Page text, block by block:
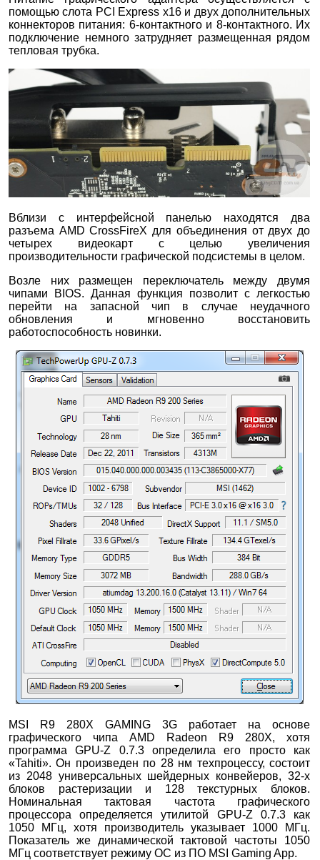
помощью слота PCI Express х16 и двух дополнительных
коннекторов питания: 6-контактного и 8-контактного. Их
подключение немного затрудняет размещенная рядом
тепловая трубка.
Вблизи с интерфейсной панелью находятся два
разъема AMD CrossFireX для объединения от двух до
четырех видеокарт с целью увеличения
производительности графической подсистемы в целом.
Возле них размещен переключатель между двумя
чипами BIOS. Данная функция позволит с легкостью
перейти на запасной чип в случае неудачного
обновления и мгновенно восстановить
работоспособность новинки.
MSI R9 280X GAMING 3G работает на основе
графического чипа AMD Radeon R9 280X, хотя
программа GPU-Z 0.7.3 определила его просто как
«Tahiti». Он произведен по 28 нм техпроцессу, состоит
из 2048 универсальных шейдерных конвейеров, 32-х
блоков растеризации и 128 текстурных блоков.
Номинальная тактовая частота графического
процессора определяется утилитой GPU-Z 0.7.3 как
1050 МГц, хотя производитель указывает 1000 МГц.
Показатель же динамической тактовой частоты 1050
МГц соответствует режиму OC из ПО MSI Gaming App.